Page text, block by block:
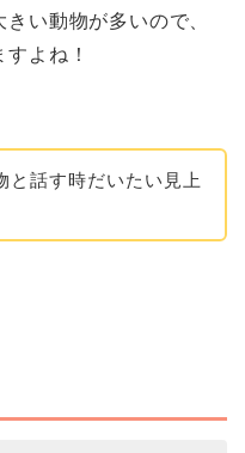
い動物が多いので、
よね！
と話す時だいたい見上